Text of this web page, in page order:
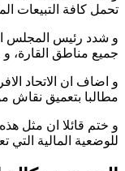
تحمل كافة التبيعات
و شدد رئيس المجلس
جميع مناطق القارة،
و اضاف ان الاتحاد
مطالبا بتعميق نقاش
و ختم قائلا ان مثل
للوضعية المالية